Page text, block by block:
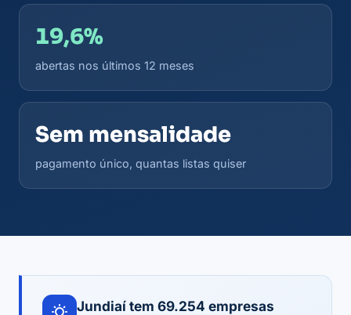
19,6%
abertas nos últimos 12 meses
Sem mensalidade
pagamento único, quantas listas quiser
Jundiaí tem 69.254 empresas